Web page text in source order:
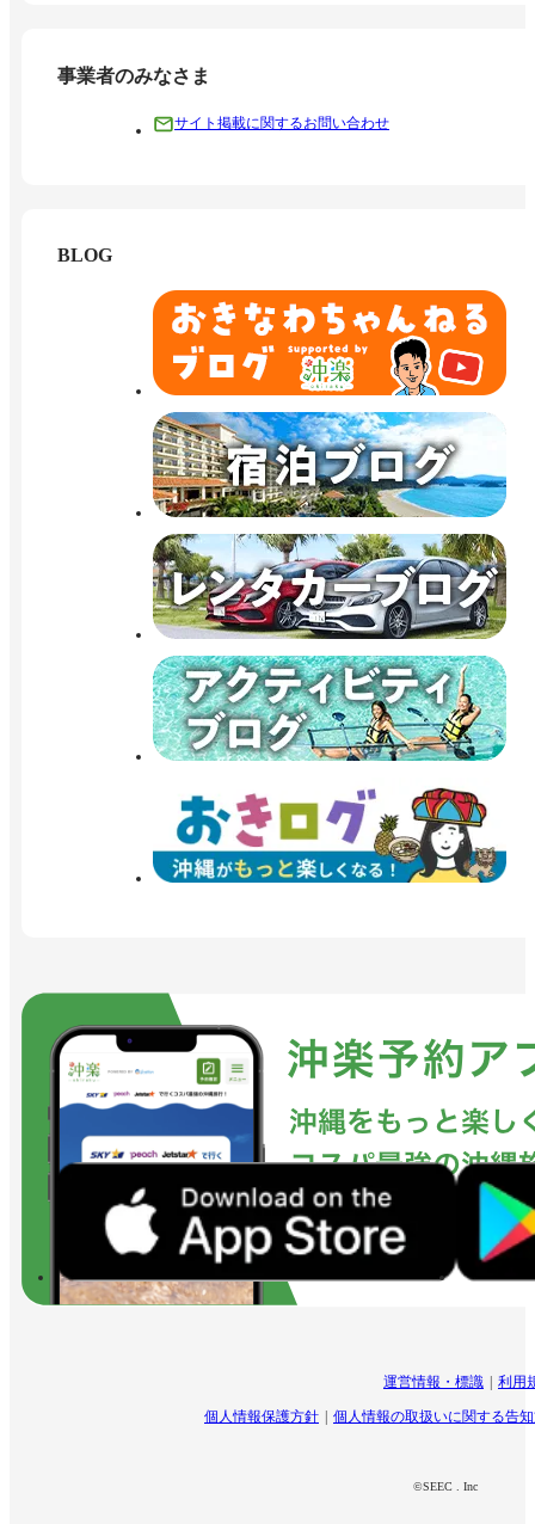
事業者のみなさま
サイト掲載に関するお問い合わせ
BLOG
運営情報・標識 利用
個人情報保護方針 個人情報の取扱いに関する告
©SEEC . Inc